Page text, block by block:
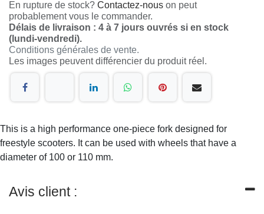
En rupture de stock? Contactez-nous on peut
probablement vous le commander.
Délais de livraison : 4 à 7 jours ouvrés si en stock
(lundi-vendredi).
Conditions générales de vente.
Les images peuvent différencier du produit réel.
This is a high performance one-piece fork designed for
freestyle scooters. It can be used with wheels that have a
diameter of 100 or 110 mm.
Avis client :